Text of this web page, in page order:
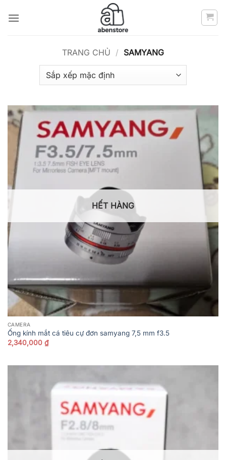
qua
TRANG CHỦ / SAMYANG
HẾT HÀNG
CAMERA
Ống kính mắt cá tiêu cự đơn samyang 7,5 mm f3.5
2,340,000 ₫